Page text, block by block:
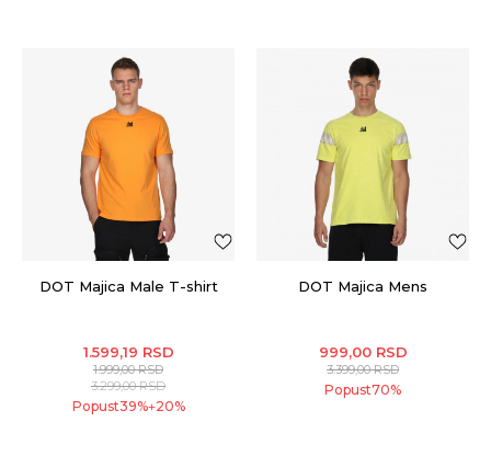
DOT Majica Male T-shirt
1.599,19 RSD
1.999,00RSD
3.299,00RSD
Popust39%+20%
DOT Majica Mens
999,00 RSD
3.399,00RSD
Popust70%